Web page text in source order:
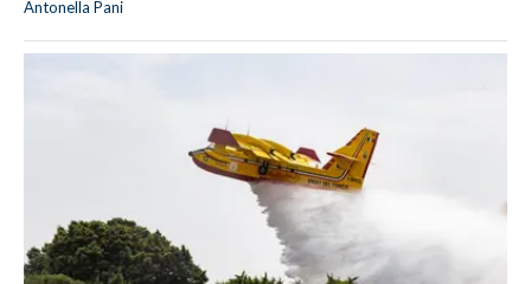
Antonella Pani